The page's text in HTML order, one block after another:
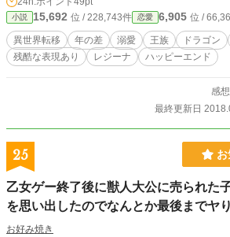
ートは黒杉くろん様からいただい
可を得て掲載しています。 ★サブタイトルの後ろに★がつい
ているものは、いただいたファン
せています。 ★カクヨム
小説 15,692 位 / 228,743件 恋愛 6,905 位 /
異世界転移 年の差 溺愛 王族 ドラゴン
残酷な表現あり
レジーナ ハッピーエンド
感
最終更新日
25
乙女ゲー終了後に獣人大公に売られた
を思い出したのでなんとか最後までヤ
お好み焼き